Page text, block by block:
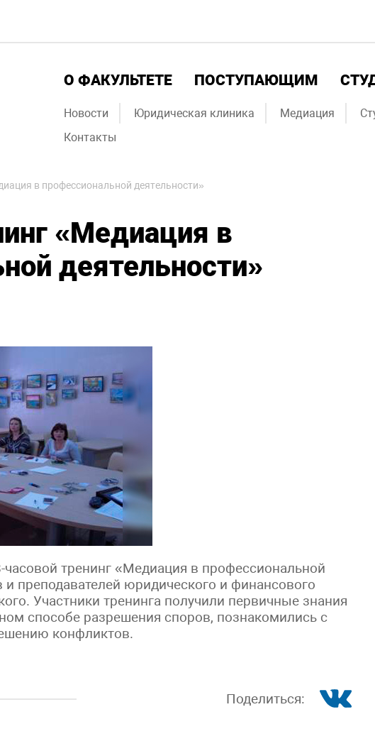
О ФАКУЛЬТЕТЕ ПОСТУПАЮЩИМ
Новости Юридическая клиника Медиация
Контакты
в профессиональной деятельности»
«Медиация в
деятельности»
часовой тренинг «Медиация в профессиональной
и преподавателей юридического и финансового
Участники тренинга получили первичные знания
способе разрешения споров, познакомились с
конфликтов.
Поделиться: